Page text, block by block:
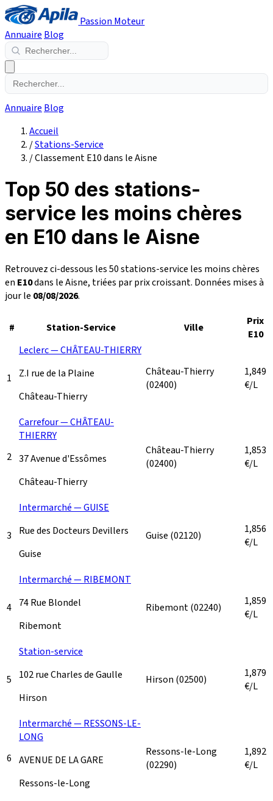
Passion Moteur
Annuaire Blog
Annuaire Blog
Accueil
/Stations-Service
/Classement E10 dans le Aisne
Top 50 des stations-
service les moins chères
en E10 dans le Aisne
Retrouvez ci-dessous les 50 stations-service les moins chères
en E10dans le Aisne, triées par prix croissant. Données mises à
jour le 08/08/2026.
# Station-Service Ville
Prix
E10
1
Leclerc — CHÂTEAU-THIERRY
Z.I rue de la Plaine
Château-Thierry
Château-Thierry
(02400)
1,849
€/L
2
Carrefour — CHÂTEAU-
THIERRY
37 Avenue d'Essômes
Château-Thierry
Château-Thierry
(02400)
1,853
€/L
3
Intermarché — GUISE
Rue des Docteurs Devillers
Guise
Guise (02120)
1,856
€/L
4
Intermarché — RIBEMONT
74 Rue Blondel
Ribemont
Ribemont(02240)
1,859
€/L
5
Station-service
102 rue Charles de Gaulle
Hirson
Hirson (02500)
1,879
€/L
6
Intermarché — RESSONS-LE-
LONG
AVENUE DE LA GARE
Ressons-le-Long
Ressons-le-Long
(02290)
1,892
€/L